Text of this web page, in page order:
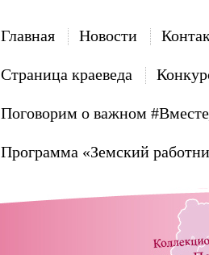
Главная Новости
Страница краеведа
Поговорим о важном
Программа «Земский